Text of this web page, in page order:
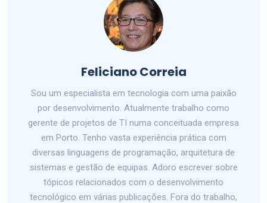
Feliciano Correia
Sou um especialista em tecnologia com uma paixão
por desenvolvimento. Atualmente trabalho como
gerente de projetos de TI numa conceituada empresa
em Porto. Tenho vasta experiência prática com
diversas linguagens de programação, arquitetura de
sistemas e gestão de equipas. Adoro escrever sobre
tópicos relacionados com o desenvolvimento
tecnológico em várias publicações. Fora do trabalho,